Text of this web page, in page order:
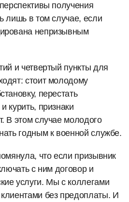
получения
лишь в том случае, если
непризывным
и четвертый пункты для
стоит молодому
перестать
курить, признаки
В этом случае молодого
годным к военной службе.
что если призывник
с ним договор и
услуги. Мы с коллегами
без предоплаты. И